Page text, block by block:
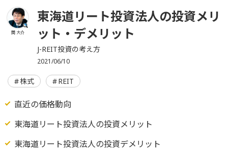
関 大介
東海道リート投資法人の投資メリ
ット・デメリット
J-REIT投資の考え方
2021/06/10
株式 REIT
直近の価格動向
東海道リート投資法人の投資メリット
東海道リート投資法人の投資デメリット